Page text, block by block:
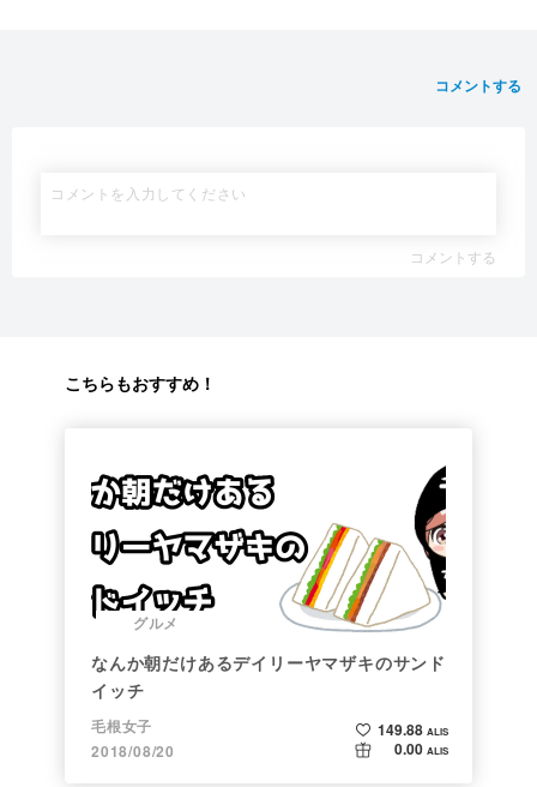
コメントする
コメントする
こちらもおすすめ！
グルメ
なんか朝だけあるデイリーヤマザキのサンド
イッチ
毛根女子
2018/08/20
149.88 ALIS
0.00 ALIS